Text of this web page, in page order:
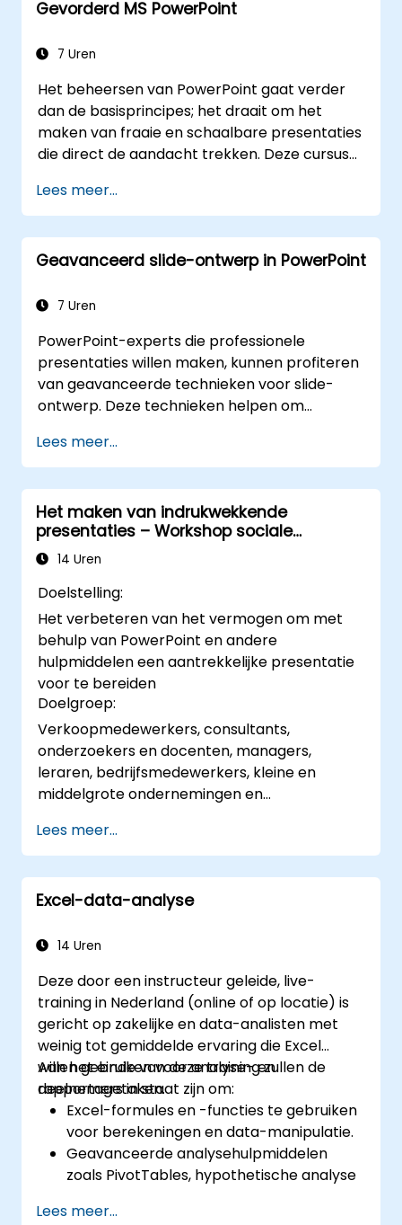
Gevorderd MS PowerPoint
7 Uren
Het beheersen van PowerPoint gaat verder
dan de basisprincipes; het draait om het
maken van fraaie en schaalbare presentaties
die direct de aandacht trekken. Deze cursus
de slide- en handout-masters, het ontwerpen
van eigen sjablonen, het gebruik van
SmartArt voor visuele weergave van
processen, en uitgebreide integratie met
grafieken. Deelnemers leren professionele
krachtige add-ins zoals Office Timeline en Poll
Everywhere; dit versnelt de productie van
complexe presentaties, vergemakkelijkt het
beoordelingsproces en zorgt voor
impactvolle zakelijke presentaties.
Lees meer...
Geavanceerd slide-ontwerp in PowerPoint
7 Uren
PowerPoint-experts die professionele
presentaties willen maken, kunnen profiteren
van geavanceerde technieken voor slide-
ontwerp. Deze technieken helpen om
aantrekkelijke verhalen. In deze cursus komen
de belangrijkste principes van slide-
compositie, het maken van grafieken en
infographics, evenals beeldbewerking aan
bod. Daarnaast leren deelnemers hoe ze
elementen visueel goed kunnen verdelen,
hoe ze hun werkomgeving persoonlijk
instellen. Na afloop beschikken professionals
over bruikbare strategieën om heldere,
aantrekkelijke slides te creëren, evenals over
bewezen technieken voor een zelfverzekerde
presentatie.
Lees meer...
Het maken van indrukwekkende
presentaties – Workshop sociale
vaardigheden
14 Uren
Doelstelling:
Het verbeteren van het vermogen om met
behulp van PowerPoint en andere
hulpmiddelen een aantrekkelijke presentatie
voor te bereiden
Doelgroep:
Verkoopmedewerkers, consultants,
onderzoekers en docenten, managers,
leraren, bedrijfsmedewerkers, kleine en
middelgrote ondernemingen en
uitdaging is om voor een groep te staan en
hun publiek te enthousiasmeren
Lees meer...
Excel-data-analyse
14 Uren
Deze door een instructeur geleide, live-
training in Nederland (online of op locatie) is
gericht op zakelijke en data-analisten met
weinig tot gemiddelde ervaring die Excel
willen gebruiken voor analyse- en
rapportagetaken.
Aan het einde van deze training zullen de
deelnemers in staat zijn om:
Excel-formules en -functies te gebruiken
voor berekeningen en data-manipulatie.
Geavanceerde analysehulpmiddelen
zoals PivotTables, hypothetische analyse
gegevens samen te vatten en visueel
Lees meer...